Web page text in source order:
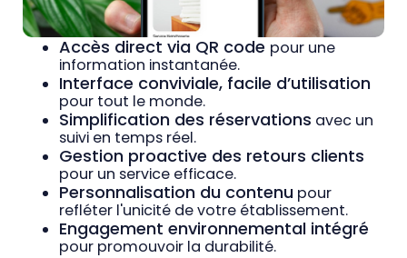
Accès direct via QR code pour une
information instantanée.
Interface conviviale, facile d’utilisation
pour tout le monde.
Simplification des réservations avec un
suivi en temps réel.
Gestion proactive des retours clients
pour un service efficace.
Personnalisation du contenu pour
refléter l'unicité de votre établissement.
Engagement environnemental intégré
pour promouvoir la durabilité.